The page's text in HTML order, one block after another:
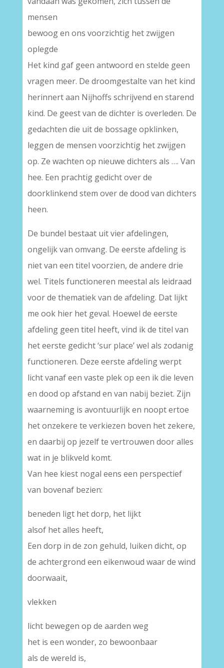
mensen
bewoog en ons voorzichtig het zwijgen
oplegde
Het kind gaf geen antwoord en stelde geen
vragen meer. De droomgestalte van het kind
herinnert aan Nijhoffs schrijvend en starend
kind. De geest van de dichter is overleden. De
gedachten die uit de bossage opklinken,
leggen de mensen voorzichtig het zwijgen
op. Ze wachten op nieuwe dichters als …. Van
hee. Een prachtig gedicht over de
doorklinkend stem over de dood van dichters
heen.
De bundel bestaat uit vier afdelingen,
ongelijk van omvang. De eerste afdeling is
niet van een titel voorzien, de andere drie
wel. Titels functioneren meestal als leidraad
voor de thematiek van de afdeling. Dat lijkt
me ook hier het geval. Hoewel de eerste
afdeling geen titel heeft, vind ik de titel van
het eerste gedicht ‘sur place’ wel als zodanig
functioneren. Deze eerste afdeling werpt
licht vanaf een vaste plek op een ik die leven
en dood op afstand en van nabij beziet. Zijn
waarneming is avontuurlijk en noopt ertoe
het onzekere te verkiezen boven het zekere,
en daarbij op jezelf te vertrouwen door alles
wat in je blikveld komt.
Van hee kiest nogal eens een perspectief
van bovenaf bezien:
beneden ligt het dorp, het lijkt
alsof het alles heeft,
Een dorp in de zon gehuld, luiken dicht, op
de achtergrond een eikenwoud waar de wind
doorwaait,
vlekken
licht bewegen op de aarden weg
het is een wonder, zo bewoonbaar
als de wereld is,